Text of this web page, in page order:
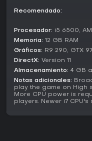
multijugador
tras volverse free to
después de años sin
estratégica. Eso sí, la
20 a 30 usuarios, lo
partidas completas. Si
en equipo y no te
Recomendado:
Procesador: i5 6500,
Memoria: 12 GB RAM
Gráficos: R9 290, GTX
DirectX: Version 11
Almacenamiento: 4 GB
Notas adicionales:
play the game on High
More CPU power is
players. Newer i7